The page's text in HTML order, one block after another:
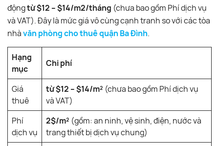
độngtừ $12 – $14/m2/tháng (chưa bao gồm Phí dịch vụ
và VAT). Đây là mức giá vô cùng cạnh tranh so với các tòa
nhàvăn phòng cho thuê quận Ba Đình.
Hạng
mục
Chi phí
Giá
thuê
từ $12 – $14/m² (chưa bao gồm Phí dịch vụ
và VAT)
Phí
dịch vụ
2$/m² (gồm: an ninh, vệ sinh, điện, nước và
trang thiết bị dịch vụ chung)